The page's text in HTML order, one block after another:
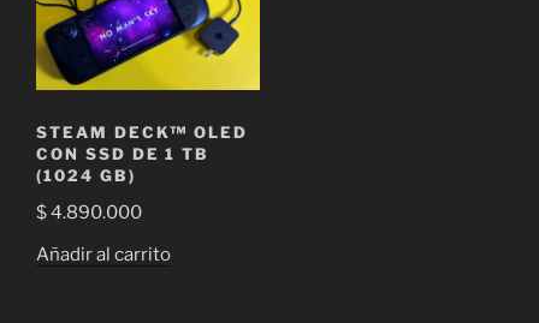
STEAM DECK™ OLED
CON SSD DE 1 TB
(1024 GB)
$4.890.000
Añadir al carrito